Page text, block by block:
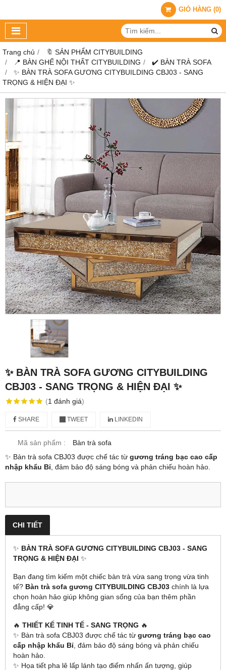
GIỎ HÀNG (0)
Trang chủ
🔖 SẢN PHẨM CITYBUILDING
📍 BÀN GHẾ NỘI THẤT CITYBUILDING
✔️ BÀN TRÀ SOFA
✨ BÀN TRÀ SOFA GƯƠNG CITYBUILDING CBJ03 - SANG
TRỌNG & HIỆN ĐẠI ✨
✨ BÀN TRÀ SOFA GƯƠNG CITYBUILDING
CBJ03 - SANG TRỌNG & HIỆN ĐẠI ✨
(1 đánh giá)
SHARE TWEET LINKEDIN
Mã sản phẩm :
Bàn trà sofa
✨ Bàn trà sofa CBJ03 được chế tác từ gương tráng bạc cao cấp
nhập khẩu Bỉ , đảm bảo độ sáng bóng và phản chiếu hoàn hảo.
CHI TIẾT
✨ BÀN TRÀ SOFA GƯƠNG CITYBUILDING CBJ03 - SANG
TRỌNG & HIỆN ĐẠI ✨
Bạn đang tìm kiếm một chiếc bàn trà vừa sang trọng vừa tinh
tế? Bàn trà sofa gương CITYBUILDING CBJ03 chính là lựa
chọn hoàn hảo giúp không gian sống của bạn thêm phần
đẳng cấp! 💎
🔥 THIẾT KẾ TINH TẾ - SANG TRỌNG 🔥
✨ Bàn trà sofa CBJ03 được chế tác từ gương tráng bạc cao
cấp nhập khẩu Bỉ , đảm bảo độ sáng bóng và phản chiếu
hoàn hảo.
✨ Họa tiết pha lê lấp lánh tạo điểm nhấn ấn tượng, giúp